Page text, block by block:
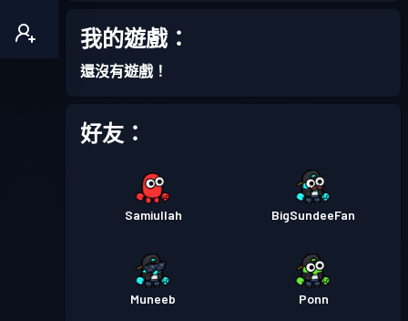
我的遊戲：
還沒有遊戲！
好友：
Samiullah BigSundeeFan
Muneeb Ponn